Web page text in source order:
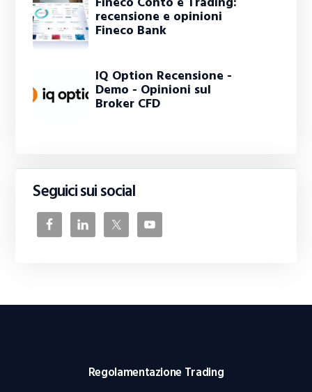
recensione e opinioni
Fineco Bank
IQ Option Recensione -
Demo - Opinioni sul
Broker CFD
Seguici sui social
Regolamentazione Trading